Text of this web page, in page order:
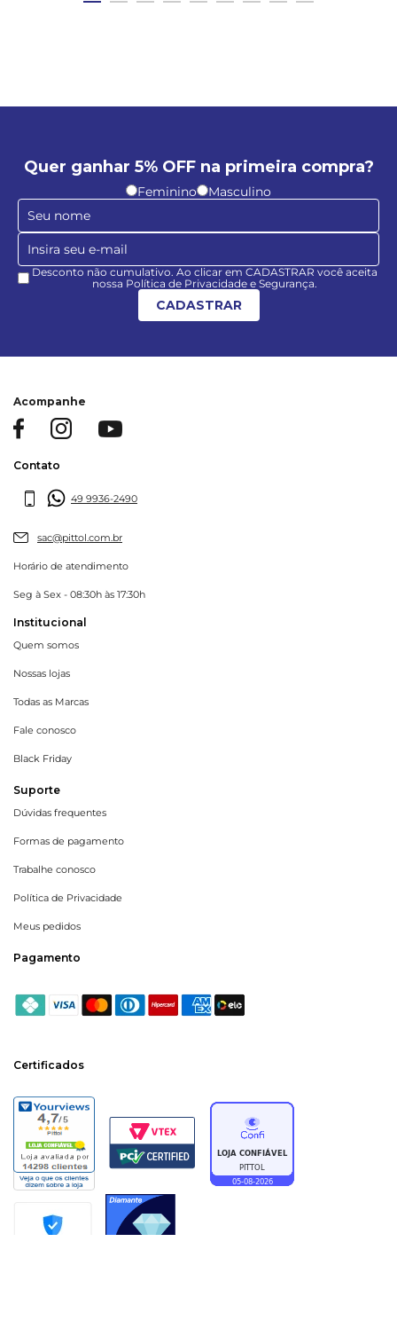
Quer ganhar 5% OFF na primeira compra?
Feminino Masculino
Desconto não cumulativo. Ao clicar em CADASTRAR você aceita
nossa Política de Privacidade e Segurança.
CADASTRAR
Acompanhe
Contato
49 9936-2490
sac@pittol.com.br
Horário de atendimento
Seg à Sex - 08:30h às 17:30h
Institucional
Quem somos
Nossas lojas
Todas as Marcas
Fale conosco
Black Friday
Suporte
Dúvidas frequentes
Formas de pagamento
Trabalhe conosco
Política de Privacidade
Meus pedidos
Pagamento
Certificados